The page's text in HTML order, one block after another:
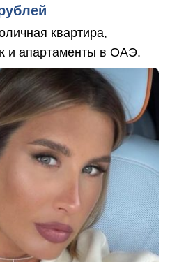
квартира,
и апартаменты в ОАЭ.